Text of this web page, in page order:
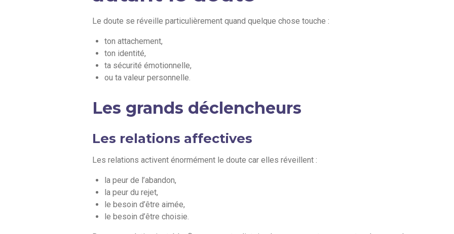
Le doute se réveille particulièrement quand quelque chose touche :
ton attachement,
ton identité,
ta sécurité émotionnelle,
ou ta valeur personnelle.
Les grands déclencheurs
Les relations affectives
Les relations activent énormément le doute car elles réveillent :
la peur de l’abandon,
la peur du rejet,
le besoin d’être aimée,
le besoin d’être choisie.